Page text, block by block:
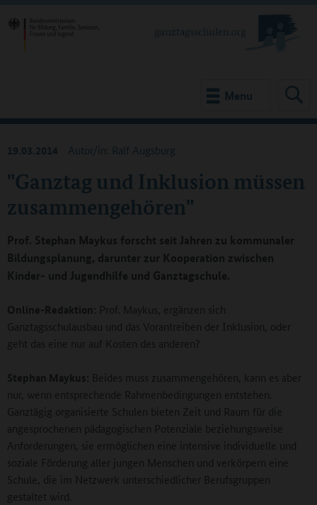
Menu
"Ganztag und Inklusion müssen
zusammengehören"
19.03.2014 Autor/in: Ralf Augsburg
Prof. Stephan Maykus forscht seit Jahren zu kommunaler
Bildungsplanung, darunter zur Kooperation zwischen
Kinder- und Jugendhilfe und Ganztagschule.
Online-Redaktion: Prof. Maykus, ergänzen sich
Ganztagsschulausbau und das Vorantreiben der Inklusion, oder
geht das eine nur auf Kosten des anderen?
Stephan Maykus: Beides muss zusammengehören, kann es aber
nur, wenn entsprechende Rahmenbedingungen entstehen.
Ganztägig organisierte Schulen bieten Zeit und Raum für die
angesprochenen pädagogischen Potenziale beziehungsweise
Anforderungen, sie ermöglichen eine intensive individuelle und
soziale Förderung aller jungen Menschen und verkörpern eine
Schule, die im Netzwerk unterschiedlicher Berufsgruppen
gestaltet wird.